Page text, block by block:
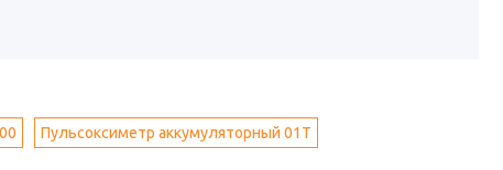
Пульсоксиметр аккумуляторный 01T